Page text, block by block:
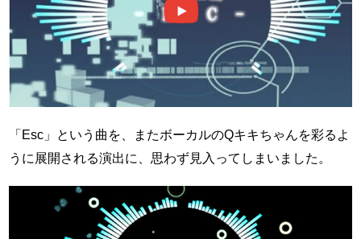
「Esc」という曲を、またボーカルのQキキちゃんを彩るよ
うに展開される演出に、思わず見入ってしまいました。